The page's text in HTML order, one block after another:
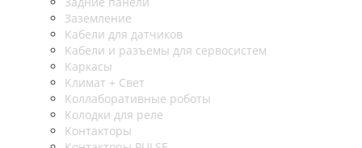
Заземление
Кабели для датчиков
Кабели и разъемы для сервосистем
Каркасы
Климат + Свет
Коллаборативные роботы
Колодки для реле
Контакторы